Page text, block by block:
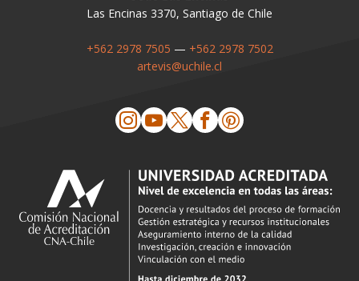
Las Encinas 3370, Santiago de Chile
+562 2978 7505 — +562 2978 7502
artevis@uchile.cl